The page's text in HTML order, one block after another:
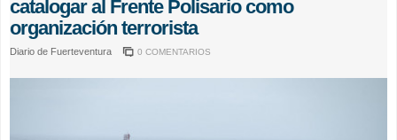
catalogar al Frente Polisario como
organización terrorista
Diario de Fuerteventura 0 COMENTARIOS